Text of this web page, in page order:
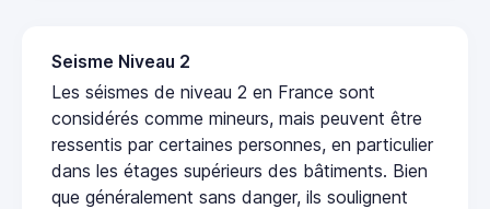
Seisme Niveau 2
Les séismes de niveau 2 en France sont
considérés comme mineurs, mais peuvent être
ressentis par certaines personnes, en particulier
dans les étages supérieurs des bâtiments. Bien
que généralement sans danger, ils soulignent